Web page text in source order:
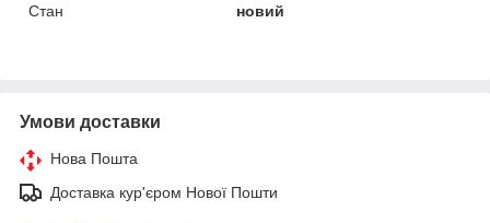
Стан
новий
Умови доставки
Нова Пошта
Доставка кур'єром Нової Пошти